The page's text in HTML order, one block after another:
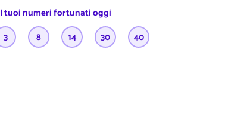
I tuoi numeri fortunati oggi
3 8 14 30 40